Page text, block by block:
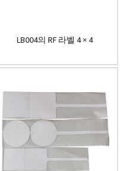
LB004의 RF 라벨 4 × 4